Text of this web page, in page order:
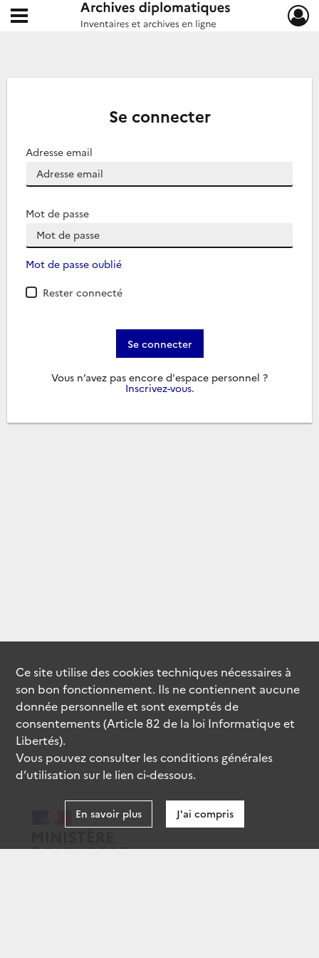
Archives diplomatiques
Ouvrir le menu déroulant
Se connecter
Adresse email
Mot de passe
Mot de passe oublié
Rester connecté
Se connecter
Vous n’avez pas encore d'espace personnel ?
Inscrivez-vous.
Ce site utilise descookiestechniques nécessaires à
son bon fonctionnement. Ils ne contiennent aucune
donnée personnelle et sont exemptés de
consentements (Article 82 de la loi Informatique et
Libertés).
Vous pouvez consulter les conditions générales
d’utilisation sur le lien ci-dessous.
En savoir plus J'ai compris